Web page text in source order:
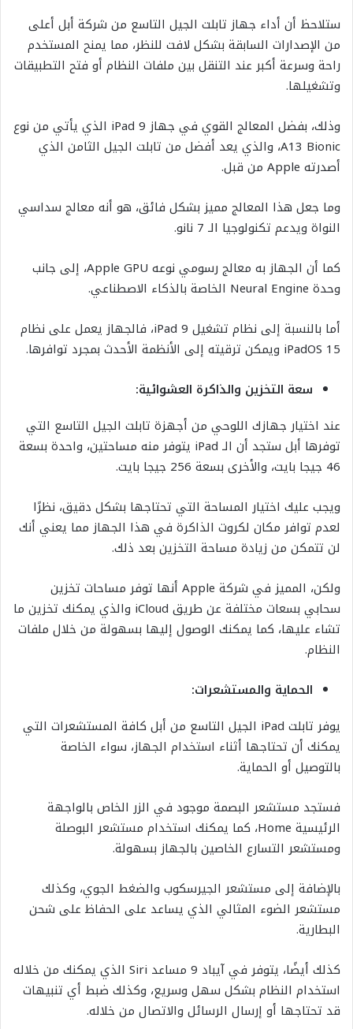
ستلاحظ أن أداء جهاز تابلت الجيل التاسع من شركة أبل أعلى
من الإصدارات السابقة بشكل لافت للنظر، مما يمنح المستخدم
راحة وسرعة أكبر عند التنقل بين ملفات النظام أو فتح التطبيقات
وتشغيلها.
وذلك، بفضل المعالج القوي في جهاز iPad 9 الذي يأتي من نوع
A13 Bionic، والذي يعد أفضل من تابلت الجيل الثامن الذي
أصدرته Apple من قبل.
وما جعل هذا المعالج مميز بشكل فائق، هو أنه معالج سداسي
النواة ويدعم تكنولوجيا الـ 7 نانو.
كما أن الجهاز به معالج رسومي نوعه Apple GPU، إلى جانب
وحدة Neural Engine الخاصة بالذكاء الاصطناعي.
أما بالنسبة إلى نظام تشغيل iPad 9، فالجهاز يعمل على نظام
iPadOS 15 ويمكن ترقيته إلى الأنظمة الأحدث بمجرد توافرها.
سعة التخزين والذاكرة العشوائية:
عند اختيار جهازك اللوحي من أجهزة تابلت الجيل التاسع التي
توفرها أبل ستجد أن الـ iPad يتوفر منه مساحتين، واحدة بسعة
46 جيجا بايت، والأخرى بسعة 256 جيجا بايت.
ويجب عليك اختيار المساحة التي تحتاجها بشكل دقيق، نظرًا
لعدم توافر مكان لكروت الذاكرة في هذا الجهاز مما يعني أنك
لن تتمكن من زيادة مساحة التخزين بعد ذلك.
ولكن، المميز في شركة Apple أنها توفر مساحات تخزين
سحابي بسعات مختلفة عن طريق iCloud والذي يمكنك تخزين ما
تشاء عليها، كما يمكنك الوصول إليها بسهولة من خلال ملفات
النظام.
الحماية والمستشعرات:
يوفر تابلت iPad الجيل التاسع من أبل كافة المستشعرات التي
يمكنك أن تحتاجها أثناء استخدام الجهاز، سواء الخاصة
بالتوصيل أو الحماية.
فستجد مستشعر البصمة موجود في الزر الخاص بالواجهة
الرئيسية Home، كما يمكنك استخدام مستشعر البوصلة
ومستشعر التسارع الخاصين بالجهاز بسهولة.
بالإضافة إلى مستشعر الجيرسكوب والضغط الجوي، وكذلك
مستشعر الضوء المثالي الذي يساعد على الحفاظ على شحن
البطارية.
كذلك أيضًا، يتوفر في آيباد 9 مساعد Siri الذي يمكنك من خلاله
استخدام النظام بشكل سهل وسريع، وكذلك ضبط أي تنبيهات
قد تحتاجها أو إرسال الرسائل والاتصال من خلاله.